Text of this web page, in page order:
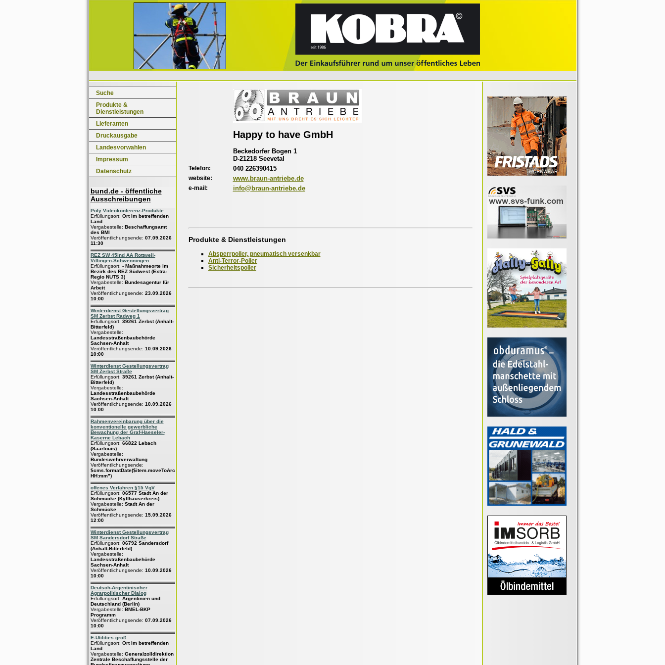
Suche
Produkte &
Dienstleistungen
Lieferanten
Druckausgabe
Landesvorwahlen
Impressum
Datenschutz
bund.de - öffentliche
Ausschreibungen
Poly Videokonferenz-Produkte
Erfüllungsort: Ort im betreffenden
Land
Vergabestelle: Beschaffungsamt
des BMI
Veröffentlichungsende: 07.09.2026
11:30
REZ SW 45ind AA Rottweil-
Villingen-Schwenningen
Erfüllungsort: - Maßnahmeorte im
Bezirk des REZ Südwest (Extra-
Regio NUTS 3)
Vergabestelle: Bundesagentur für
Arbeit
Veröffentlichungsende: 23.09.2026
10:00
Winterdienst Gestellungsvertrag
SM Zerbst Radweg 1
Erfüllungsort: 39261 Zerbst (Anhalt-
Bitterfeld)
Vergabestelle:
Landesstraßenbaubehörde
Sachsen-Anhalt
Veröffentlichungsende: 10.09.2026
10:00
Winterdienst Gestellungsvertrag
SM Zerbst Straße
Erfüllungsort: 39261 Zerbst (Anhalt-
Bitterfeld)
Vergabestelle:
Landesstraßenbaubehörde
Sachsen-Anhalt
Veröffentlichungsende: 10.09.2026
10:00
Rahmenvereinbarung über die
konventionelle gewerbliche
Bewachung der Graf-Haeseler-
Kaserne Lebach
Erfüllungsort: 66822 Lebach
(Saarlouis)
Vergabestelle:
Bundeswehrverwaltung
Veröffentlichungsende:
$cms.formatDate($item.moveToArchive,"dd.MM.yyyy
HH:mm")
offenes Verfahren §15 VgV
Erfüllungsort: 06577 Stadt An der
Schmücke (Kyffhäuserkreis)
Vergabestelle: Stadt An der
Schmücke
Veröffentlichungsende: 15.09.2026
12:00
Winterdienst Gestellungsvertrag
SM Sandersdorf Straße
Erfüllungsort: 06792 Sandersdorf
(Anhalt-Bitterfeld)
Vergabestelle:
Landesstraßenbaubehörde
Sachsen-Anhalt
Veröffentlichungsende: 10.09.2026
10:00
Deutsch-Argentinischer
Agrarpolitischer Dialog
Erfüllungsort: Argentinien und
Deutschland (Berlin)
Vergabestelle: BMEL-BKP
Programm
Veröffentlichungsende: 07.09.2026
10:00
E-Utilities groß
Erfüllungsort: Ort im betreffenden
Land
Vergabestelle: Generalzolldirektion
Zentrale Beschaffungsstelle der
Happy to have GmbH
Beckedorfer Bogen 1
D-21218 Seevetal
Telefon: 040 226390415
website: www.braun-antriebe.de
e-mail: info@braun-antriebe.de
Produkte & Dienstleistungen
Absperrpoller, pneumatisch versenkbar
Anti-Terror-Poller
Sicherheitspoller